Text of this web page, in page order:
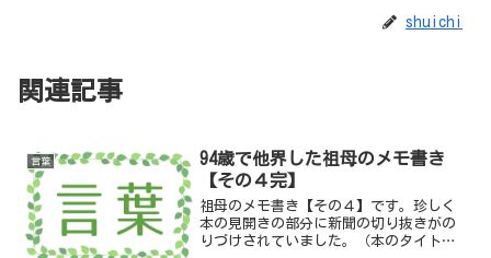
shuichi
関連記事
言葉
94歳で他界した祖母のメモ書き
【その４完】
祖母のメモ書き【その４】です。珍しく
本の見開きの部分に新聞の切り抜きがの
りづけされていました。（本のタイトル